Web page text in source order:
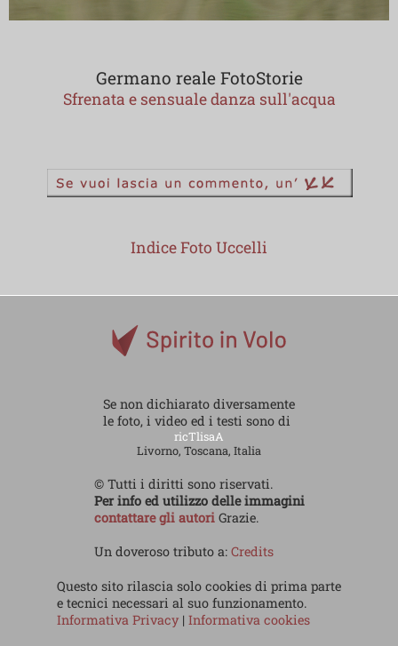
Germano reale FotoStorie
Sfrenata e sensuale danza sull'acqua
Indice Foto Uccelli
Se non dichiarato diversamente
le foto, i video ed i testi sono di
ricTlisaA
Livorno, Toscana, Italia
© Tutti i diritti sono riservati.
Per info ed utilizzo delle immagini
contattare gli autoriGrazie.
Un doveroso tributo a: Credits
Questo sito rilascia solo cookies di prima parte
e tecnici necessari al suo funzionamento.
Informativa Privacy | Informativa cookies